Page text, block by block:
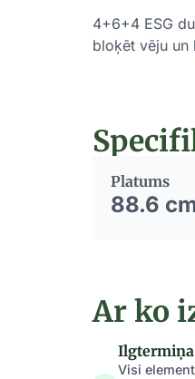
4+6+4 ESG
bloķēt vēju un
Platums
88.6
Ar ko
Visi